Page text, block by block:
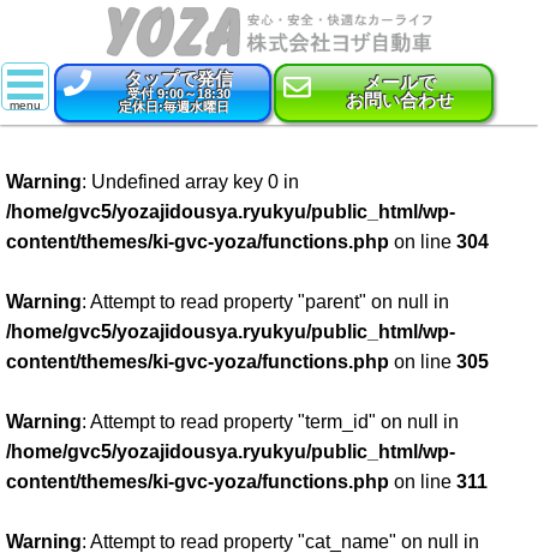
タップで発信
受付 9:00～18:30
定休日:毎週水曜日
メールで
お問い合わせ
新車
特選中古車
車検
点検・整備
コーティング
Warning: Undefined array key 0 in
/home/gvc5/yozajidousya.ryukyu/public_html/wp-
content/themes/ki-gvc-yoza/functions.php on line 304
Warning: Attempt to read property "parent" on null in
/home/gvc5/yozajidousya.ryukyu/public_html/wp-
content/themes/ki-gvc-yoza/functions.php on line 305
Warning: Attempt to read property "term_id" on null in
/home/gvc5/yozajidousya.ryukyu/public_html/wp-
content/themes/ki-gvc-yoza/functions.php on line 311
Warning: Attempt to read property "cat_name" on null in